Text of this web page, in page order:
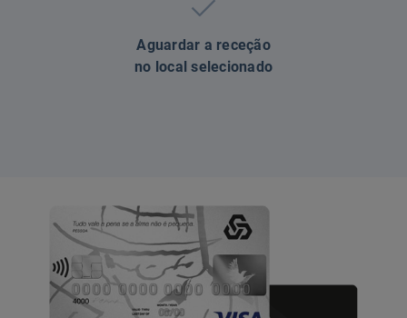
Aguardar a receção
no local selecionado